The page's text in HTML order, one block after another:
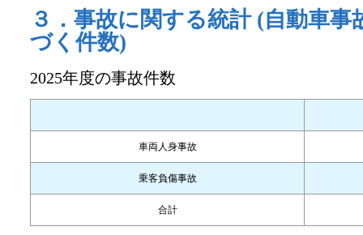
３．事故に関する統計 (自動車事
づく件数)
2025年度の事故件数
車両人身事故
乗客負傷事故
合計